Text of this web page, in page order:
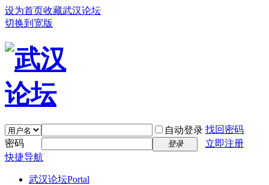
设为首页收藏武汉论坛
切换到宽版
自动登录 找回密码
密码
登录
立即注册
快捷导航
武汉论坛Portal